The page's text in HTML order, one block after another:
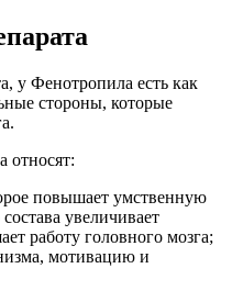
у Фенотропила есть как
стороны, которые
относят:
повышает умственную
увеличивает
работу головного мозга;
мотивацию и